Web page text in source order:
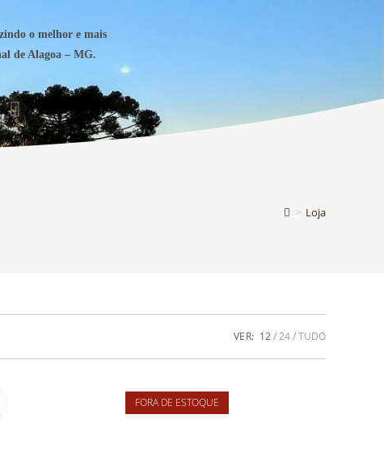
o melhor e mais
de Alagoa – MG.
> Loja
VER: 12 24 TUDO
FORA DE ESTOQUE